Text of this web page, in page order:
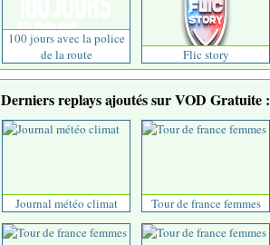
100 jours avec la police
de la route
Flic story
Derniers replays ajoutés sur VOD Gratuite :
Journal météo climat Tour de france femmes